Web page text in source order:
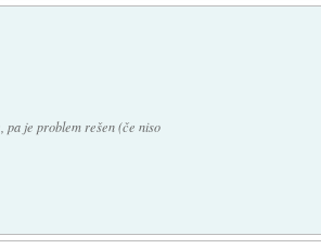
pa je problem rešen (če niso